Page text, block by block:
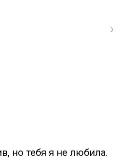
но тебя я не любила.